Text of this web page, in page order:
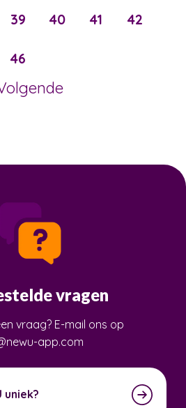
39 40 41 42
46
vragen
vraag? E-mail ons op
app.com
uniek?